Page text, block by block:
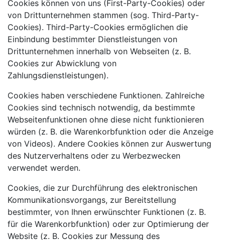
Cookies können von uns (First-Party-Cookies) oder
von Drittunternehmen stammen (sog. Third-Party-
Cookies). Third-Party-Cookies ermöglichen die
Einbindung bestimmter Dienstleistungen von
Drittunternehmen innerhalb von Webseiten (z. B.
Cookies zur Abwicklung von
Zahlungsdienstleistungen).
Cookies haben verschiedene Funktionen. Zahlreiche
Cookies sind technisch notwendig, da bestimmte
Webseitenfunktionen ohne diese nicht funktionieren
würden (z. B. die Warenkorbfunktion oder die Anzeige
von Videos). Andere Cookies können zur Auswertung
des Nutzerverhaltens oder zu Werbezwecken
verwendet werden.
Cookies, die zur Durchführung des elektronischen
Kommunikationsvorgangs, zur Bereitstellung
bestimmter, von Ihnen erwünschter Funktionen (z. B.
für die Warenkorbfunktion) oder zur Optimierung der
Website (z. B. Cookies zur Messung des